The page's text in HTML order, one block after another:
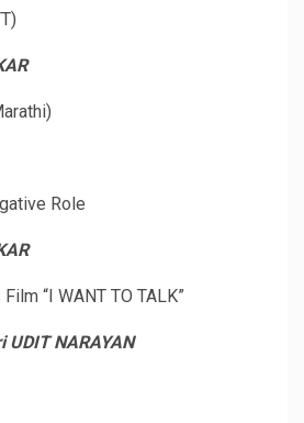
Role
“I WANT TO TALK”
UDIT NARAYAN